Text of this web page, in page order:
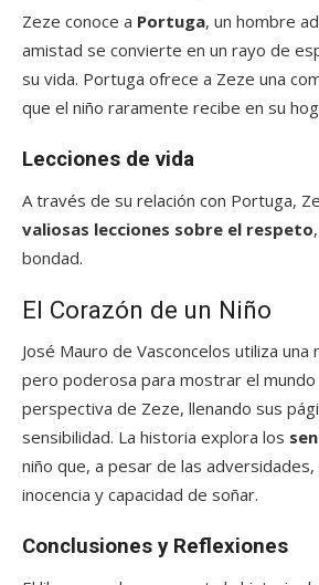
Zeze conoce a Portuga, un hombre
amistad se convierte en un rayo de
su vida. Portuga ofrece a Zeze una
que el niño raramente recibe en su
Lecciones de vida
A través de su relación con Portuga,
valiosas lecciones sobre el respeto
bondad.
El Corazón de un Niño
José Mauro de Vasconcelos utiliza una
pero poderosa para mostrar el mundo
perspectiva de Zeze, llenando sus
sensibilidad. La historia explora los
niño que, a pesar de las
inocencia y capacidad de soñar.
Conclusiones y Reflexiones